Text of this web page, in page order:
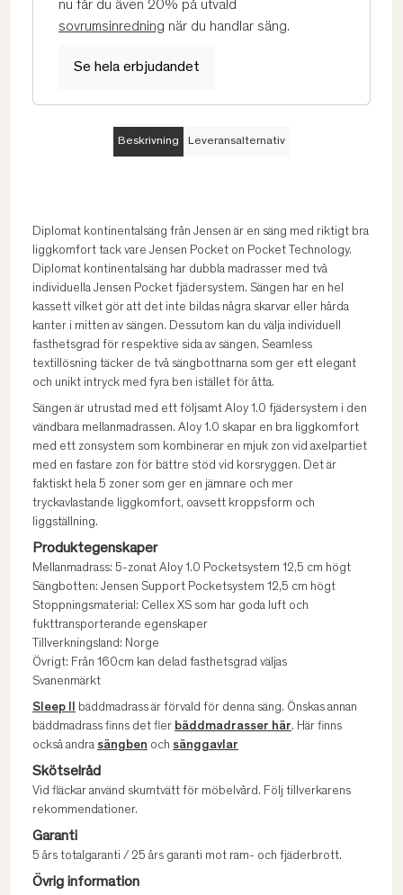
nu får du även 20% på utvald
sovrumsinredning när du handlar säng.
Se hela erbjudandet
Beskrivning Leveransalternativ
Diplomat kontinentalsäng från Jensen är en säng med riktigt bra
liggkomfort tack vare Jensen Pocket on Pocket Technology.
Diplomat kontinentalsäng har dubbla madrasser med två
individuella Jensen Pocket fjädersystem. Sängen har en hel
kassett vilket gör att det inte bildas några skarvar eller hårda
kanter i mitten av sängen. Dessutom kan du välja individuell
fasthetsgrad för respektive sida av sängen. Seamless
textillösning täcker de två sängbottnarna som ger ett elegant
och unikt intryck med fyra ben istället för åtta.
Sängen är utrustad med ett följsamt Aloy 1.0 fjädersystem i den
vändbara mellanmadrassen. Aloy 1.0 skapar en bra liggkomfort
med ett zonsystem som kombinerar en mjuk zon vid axelpartiet
med en fastare zon för bättre stöd vid korsryggen. Det är
faktiskt hela 5 zoner som ger en jämnare och mer
tryckavlastande liggkomfort, oavsett kroppsform och
liggställning.
Produktegenskaper
Mellanmadrass: 5-zonat Aloy 1.0 Pocketsystem 12,5 cm högt
Sängbotten: Jensen Support Pocketsystem 12,5 cm högt
Stoppningsmaterial: Cellex XS som har goda luft och
fukttransporterande egenskaper
Tillverkningsland: Norge
Övrigt: Från 160cm kan delad fasthetsgrad väljas
Svanenmärkt
Sleep II bäddmadrass är förvald för denna säng. Önskas annan
bäddmadrass finns det fler bäddmadrasser här. Här finns
också andra sängben och sänggavlar
Skötselråd
Vid fläckar använd skumtvätt för möbelvård. Följ tillverkarens
rekommendationer.
Garanti
5 års totalgaranti / 25 års garanti mot ram- och fjäderbrott.
Övrig information